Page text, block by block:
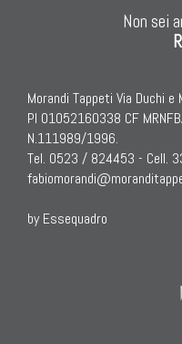
Non sei
Morandi Tappeti Via Duchi
PI 01052160338 CF
N.111989/1996.
Tel. 0523 / 824453 - Cell.
by Essequadro